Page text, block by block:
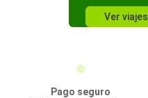
Ver viajes
Pago seguro